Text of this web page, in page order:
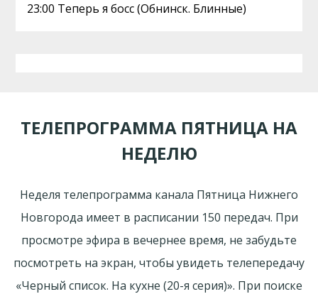
23:00 Теперь я босс (Обнинск. Блинные)
ТЕЛЕПРОГРАММА ПЯТНИЦА НА
НЕДЕЛЮ
Неделя телепрограмма канала Пятница Нижнего
Новгорода имеет в расписании 150 передач. При
просмотре эфира в вечернее время, не забудьте
посмотреть на экран, чтобы увидеть телепередачу
«Черный список. На кухне (20-я серия)». При поиске